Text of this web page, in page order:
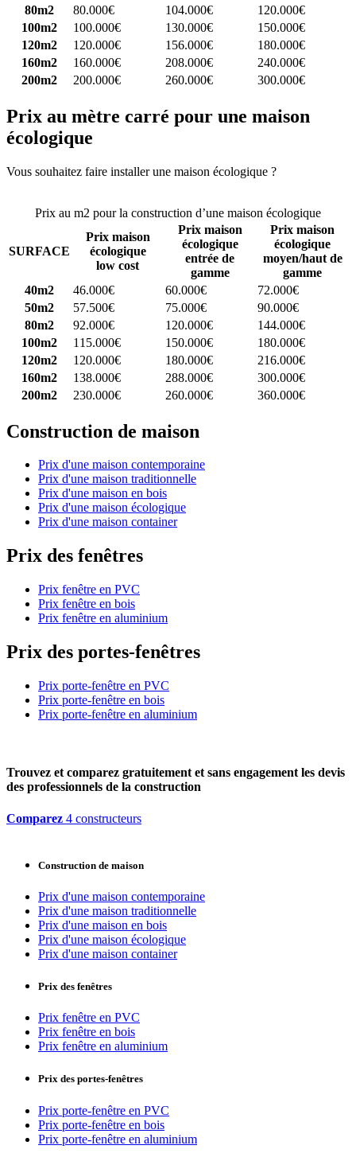
80m2
80.000€ 104.000€
120.000€
100m2
100.000€ 130.000€
150.000€
120m2
120.000€ 156.000€
180.000€
160m2
160.000€ 208.000€
240.000€
200m2
200.000€ 260.000€ 300.000€
Prix au mètre carré pour une maison
écologique
Vous souhaitez faire installer une maison écologique ?
Prix au m2 pour la construction d’une maison écologique
SURFACE
Prix maison
écologique
low cost
Prix maison
écologique
entrée de
gamme
Prix maison
écologique
moyen/haut de
gamme
40m2
46.000€ 60.000€
72.000€
50m2
57.500€ 75.000€
90.000€
80m2
92.000€ 120.000€
144.000€
100m2
115.000€ 150.000€
180.000€
120m2
120.000€ 180.000€
216.000€
160m2
138.000€ 288.000€
300.000€
200m2
230.000€ 260.000€ 360.000€
Construction de maison
Prix d'une maison contemporaine
Prix d'une maison traditionnelle
Prix d'une maison en bois
Prix d'une maison écologique
Prix d'une maison container
Prix des fenêtres
Prix fenêtre en PVC
Prix fenêtre en bois
Prix fenêtre en aluminium
Prix des portes-fenêtres
Prix porte-fenêtre en PVC
Prix porte-fenêtre en bois
Prix porte-fenêtre en aluminium
Trouvez et comparez gratuitement et sans engagement les devis
des professionnels de la construction
Comparez 4 constructeurs
Construction de maison
Prix d'une maison contemporaine
Prix d'une maison traditionnelle
Prix d'une maison en bois
Prix d'une maison écologique
Prix d'une maison container
Prix des fenêtres
Prix fenêtre en PVC
Prix fenêtre en bois
Prix fenêtre en aluminium
Prix des portes-fenêtres
Prix porte-fenêtre en PVC
Prix porte-fenêtre en bois
Prix porte-fenêtre en aluminium